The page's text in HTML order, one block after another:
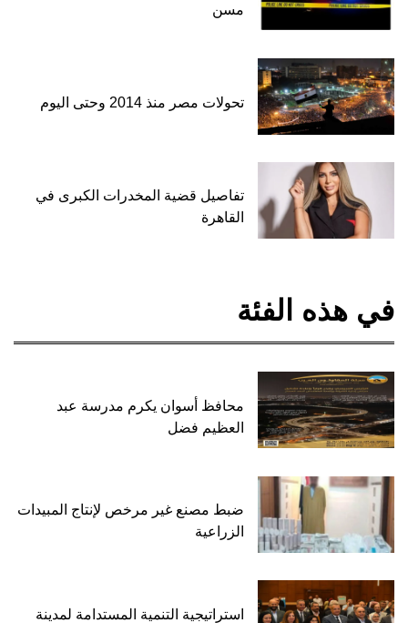
مسن
تحولات مصر منذ 2014 وحتى اليوم
تفاصيل قضية المخدرات الكبرى في
القاهرة
في هذه الفئة
محافظ أسوان يكرم مدرسة عبد
العظيم فضل
ضبط مصنع غير مرخص لإنتاج المبيدات
الزراعية
استراتيجية التنمية المستدامة لمدينة